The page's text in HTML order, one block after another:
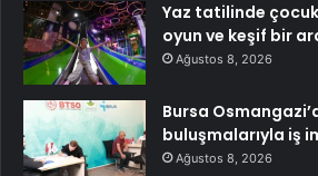
Yaz tatilinde
oyun ve keşif bir
Ağustos 8, 2026
Bursa
buluşmalarıyla iş
Ağustos 8, 2026